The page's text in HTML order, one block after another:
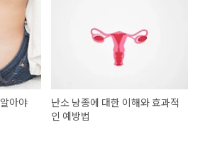
아야
난소 낭종에 대한 이해와 효과적
인 예방법